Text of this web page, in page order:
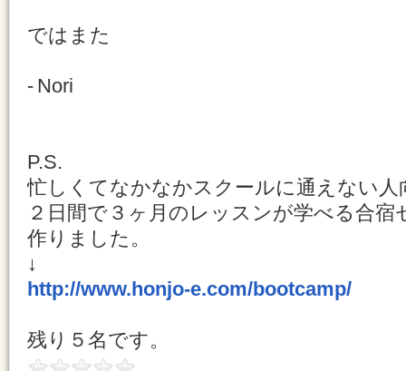
ではまた
- Nori
P.S.
忙しくてなかなかスクールに通えない人
２日間で３ヶ月のレッスンが学べる合宿
作りました。
↓
http://www.honjo-e.com/bootcamp/
残り５名です。